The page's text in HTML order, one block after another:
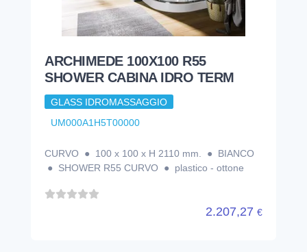
ARCHIMEDE 100X100 R55
SHOWER CABINA IDRO TERM
GLASS IDROMASSAGGIO
UM000A1H5T00000
CURVO ● 100 x 100 x H 2110 mm. ● BIANCO
● SHOWER R55 CURVO ● plastico - ottone
2.207,27 €